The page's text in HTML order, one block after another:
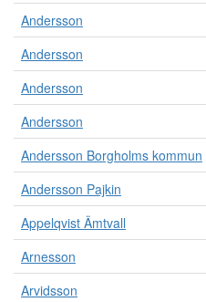
s
l
r
p
d
Andersson
Andersson
Andersson
Andersson
Andersson Borgholms kommun
Andersson Pajkin
Appelqvist Ämtvall
Arnesson
Arvidsson